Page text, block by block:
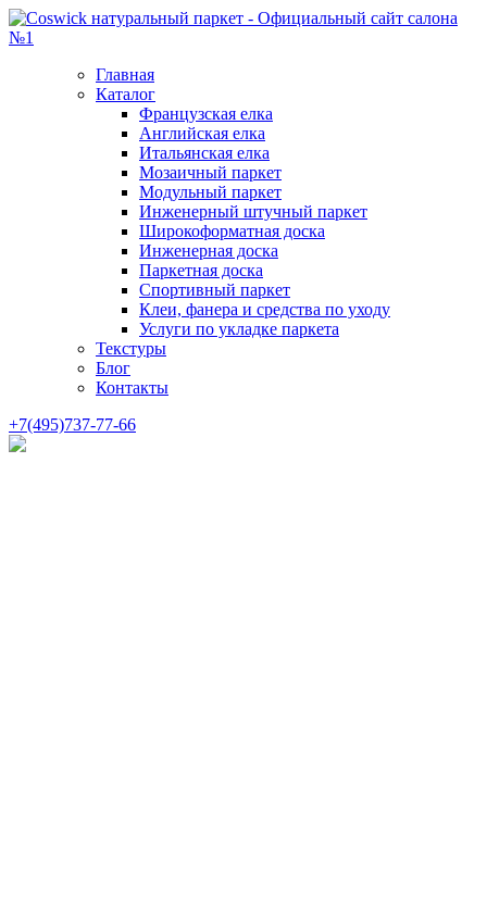
Главная
Каталог
Французская елка
Английская елка
Итальянская елка
Мозаичный паркет
Модульный паркет
Инженерный штучный паркет
Широкоформатная доска
Инженерная доска
Паркетная доска
Спортивный паркет
Клеи, фанера и средства по уходу
Услуги по укладке паркета
Текстуры
Блог
Контакты
+7(495)737-77-66